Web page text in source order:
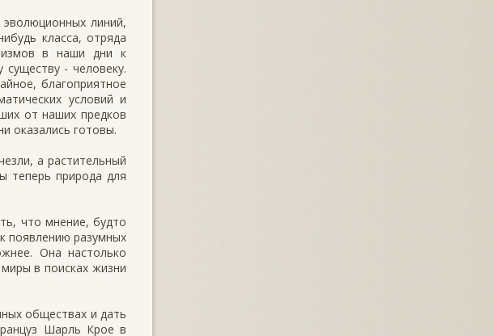
линий,
класса, отряда
в наши дни к
- человеку.
благоприятное
условий и
от наших предков
оказались готовы.
а растительный
теперь природа для
что мнение, будто
появлению разумных
Она настолько
в поисках жизни
обществах и дать
Шарль Крое в